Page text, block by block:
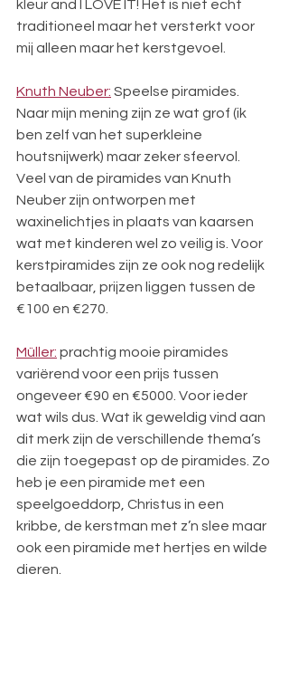
kleur and I LOVE IT! Het is niet echt
traditioneel maar het versterkt voor
mij alleen maar het kerstgevoel.
Knuth Neuber: Speelse piramides.
Naar mijn mening zijn ze wat grof (ik
ben zelf van het superkleine
houtsnijwerk) maar zeker sfeervol.
Veel van de piramides van Knuth
Neuber zijn ontworpen met
waxinelichtjes in plaats van kaarsen
wat met kinderen wel zo veilig is. Voor
kerstpiramides zijn ze ook nog redelijk
betaalbaar, prijzen liggen tussen de
€100 en €270.
Müller: prachtig mooie piramides
variërend voor een prijs tussen
ongeveer €90 en €5000. Voor ieder
wat wils dus. Wat ik geweldig vind aan
dit merk zijn de verschillende thema’s
die zijn toegepast op de piramides. Zo
heb je een piramide met een
speelgoeddorp, Christus in een
kribbe, de kerstman met z’n slee maar
ook een piramide met hertjes en wilde
dieren.